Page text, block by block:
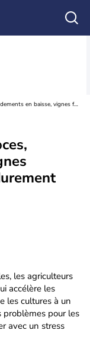
Canicule : moissons précoces, rendements en baisse, vignes fragilisées, l'agriculture durement affectée
les agriculteurs
accélère les
les cultures à un
problèmes pour les
avec un stress